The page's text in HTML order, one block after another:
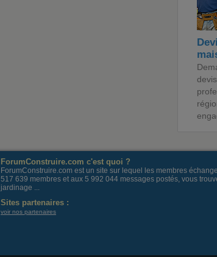
ForumConstruire.com c'est quoi ?
ForumConstruire.com est un site sur lequel les membres
517 639 membres et aux 5 992 044 messages postés, vous
jardinage ...
Sites partenaires :
voir nos partenaires